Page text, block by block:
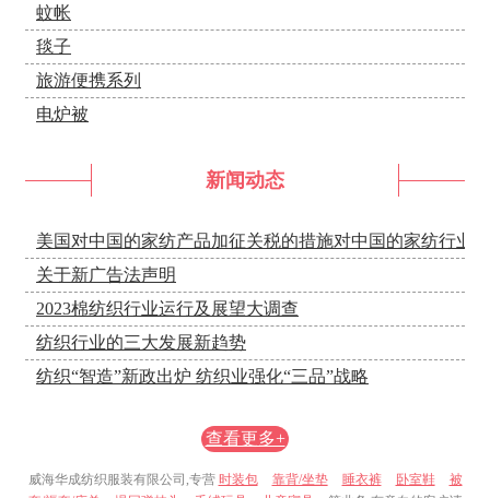
蚊帐
毯子
旅游便携系列
电炉被
新闻动态
美国对中国的家纺产品加征关税的措施对中国的家纺行业
关于新广告法声明
2023棉纺织行业运行及展望大调查
纺织行业的三大发展新趋势
纺织“智造”新政出炉 纺织业强化“三品”战略
查看更多+
威海华成纺织服装有限公司,专营 时装包 靠背/坐垫 睡衣裤 卧室鞋
被